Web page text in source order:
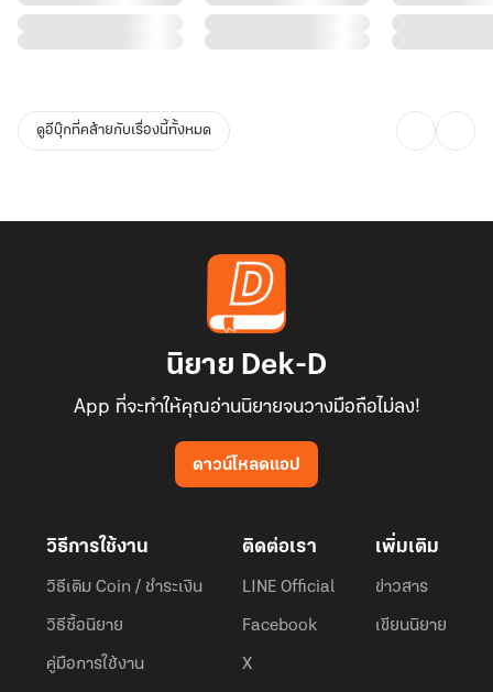
ดูอีบุ๊กที่คล้ายกับเรื่องนี้ทั้งหมด
นิยาย Dek-D
App ที่จะทำให้คุณอ่านนิยายจนวางมือถือไม่ลง!
ดาวน์โหลดแอป
วิธีการใช้งาน
วิธีเติม Coin / ชำระเงิน
วิธีซื้อนิยาย
คู่มือการใช้งาน
ติดต่อเรา
LINE Official
Facebook
X
เพิ่มเติม
ข่าวสาร
เขียนนิยาย